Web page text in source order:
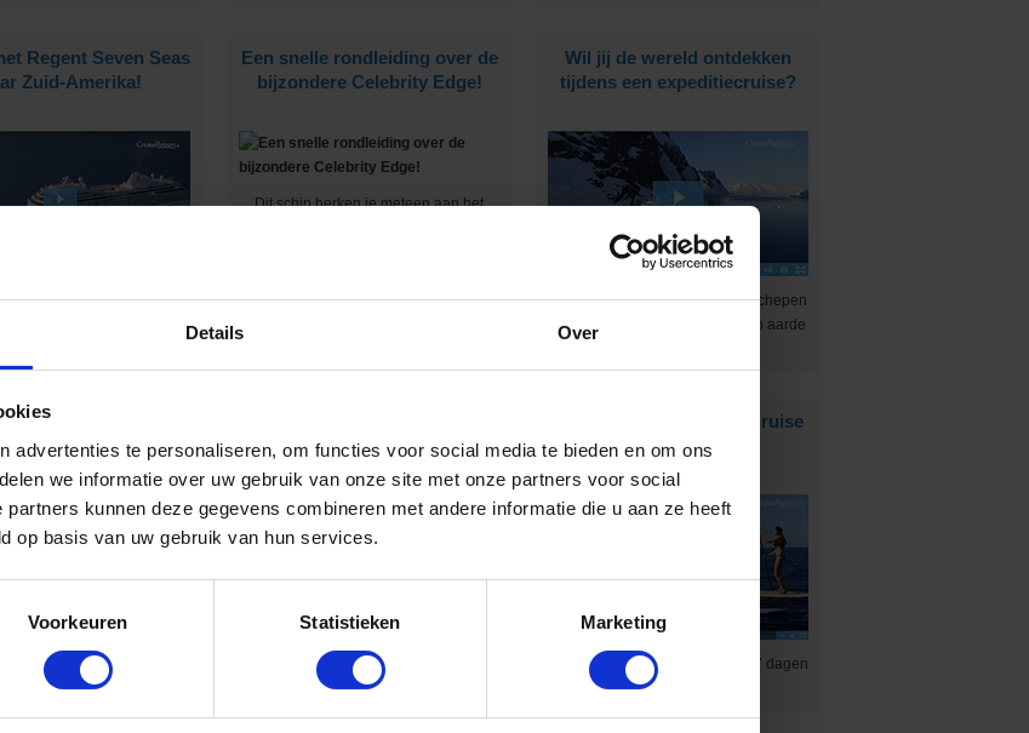
Details Over
advertenties te personaliseren, om functies voor social media te bieden en om ons
we informatie over uw gebruik van onze site met onze partners voor social
kunnen deze gegevens combineren met andere informatie die u aan ze heeft
op basis van uw gebruik van hun services.
Voorkeuren Statistieken Marketing
Regent Seven Seas
Zuid-Amerika!
is ontzettend veel luxe
Een snelle rondleiding over de
bijzondere Celebrity Edge!
Dit schip herken je meteen aan het
Wil jij de wereld ontdekken
tijdens een expeditiecruise?
Met de relatief kleine expeditieschepen
kom je op de mooiste plekjes op aarde
cruise compilatie
met collega's!
het het zien van deze video
zin om te cruisen? :-)
Seabourn!
Geniet in ultraluxe van wonderschone
bestemmingen :-)
Cruise met Norwegian Cruise
Line naar Hawaii!
Ontdek 4 tropische eilanden in 7 dagen